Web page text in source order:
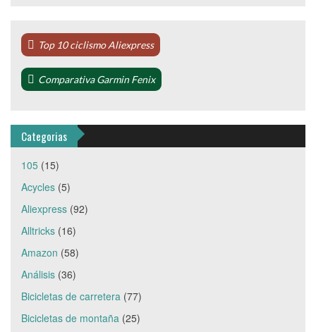
Top 10 ciclismo Aliexpress
Comparativa Garmin Fenix
Categorias
105 (15)
Acycles (5)
Aliexpress (92)
Alltricks (16)
Amazon (58)
Análisis (36)
Bicicletas de carretera (77)
Bicicletas de montaña (25)